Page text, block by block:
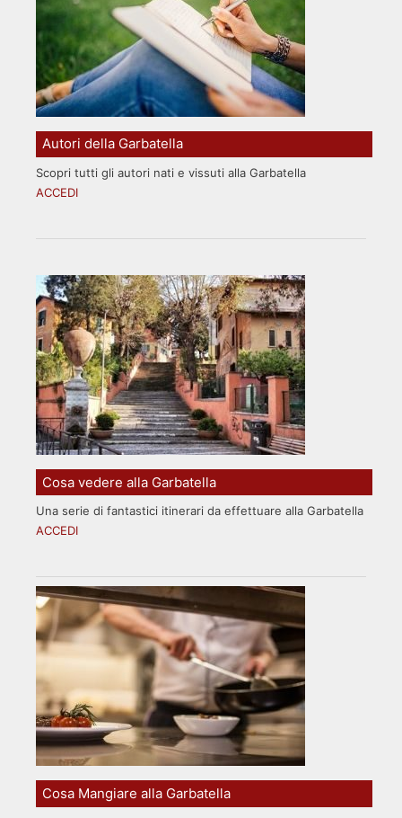
Autori della Garbatella
Scopri tutti gli autori nati e vissuti alla Garbatella
ACCEDI
Cosa vedere alla Garbatella
Una serie di fantastici itinerari da effettuare alla Garbatella
ACCEDI
Cosa Mangiare alla Garbatella